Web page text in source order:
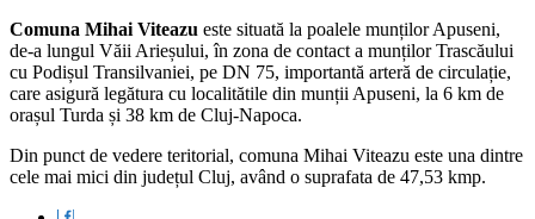
Comuna Mihai Viteazu este situată la poalele munților Apuseni,
de-a lungul Văii Arieșului, în zona de contact a munților Trascăului
cu Podișul Transilvaniei, pe DN 75, importantă arteră de circulație,
care asigură legătura cu localitătile din munții Apuseni, la 6 km de
orașul Turda și 38 km de Cluj-Napoca.
Din punct de vedere teritorial, comuna Mihai Viteazu este una dintre
cele mai mici din județul Cluj, având o suprafata de 47,53 kmp.